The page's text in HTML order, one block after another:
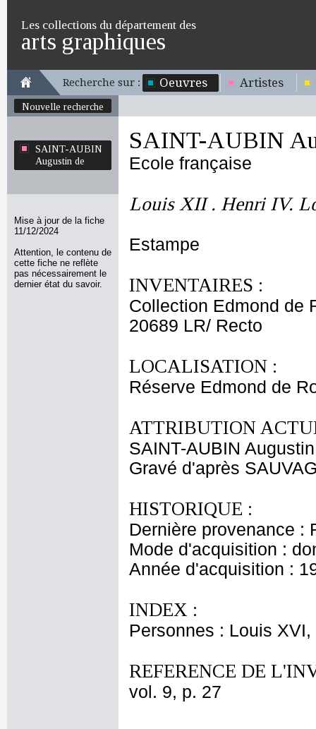
Les collections du département des
arts graphiques
Recherche sur : Oeuvres Artistes
Nouvelle recherche
SAINT-AUBIN
Augustin de
Mise à jour de la fiche
11/12/2024
Attention, le contenu de
cette fiche ne reflète
pas nécessairement le
dernier état du savoir.
SAINT-AUBIN
Ecole française
Louis XII . Henri IV.
Estampe
INVENTAIRES :
Collection Edmond de
20689 LR/ Recto
LOCALISATION :
Réserve Edmond de
ATTRIBUTION
SAINT-AUBIN
Gravé d'après
HISTORIQUE :
Dernière provenance :
Mode d'acquisition :
Année d'acquisition :
INDEX :
Personnes : Louis
REFERENCE DE
vol. 9, p. 27